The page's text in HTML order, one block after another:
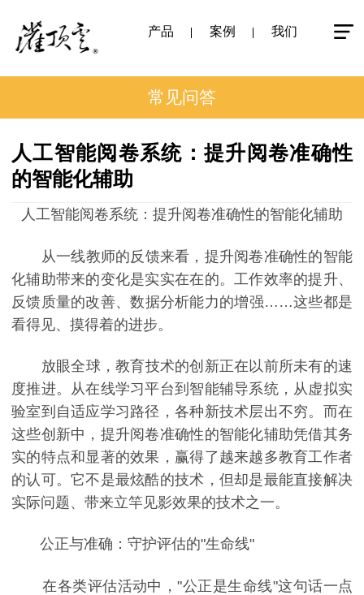
产品 案例 我们
常见问答
人工智能阅卷系统：提升阅卷准确性
的智能化辅助
人工智能阅卷系统：提升阅卷准确性的智能化辅助
从一线教师的反馈来看，提升阅卷准确性的智能
化辅助带来的变化是实实在在的。工作效率的提升、
反馈质量的改善、数据分析能力的增强……这些都是
看得见、摸得着的进步。
放眼全球，教育技术的创新正在以前所未有的速
度推进。从在线学习平台到智能辅导系统，从虚拟实
验室到自适应学习路径，各种新技术层出不穷。而在
这些创新中，提升阅卷准确性的智能化辅助凭借其务
实的特点和显著的效果，赢得了越来越多教育工作者
的认可。它不是最炫酷的技术，但却是最能直接解决
实际问题、带来立竿见影效果的技术之一。
公正与准确：守护评估的"生命线"
在各类评估活动中，"公正是生命线"这句话一点